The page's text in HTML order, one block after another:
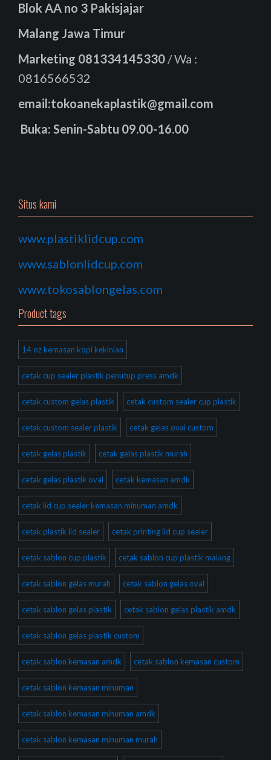
Blok AA no 3 Pakisjajar
Malang Jawa Timur
Marketing 081334145330 / Wa :
0816566532
email:tokoanekaplastik@gmail.com
Buka: Senin-Sabtu 09.00-16.00
Situs kami
www.plastiklidcup.com
www.sablonlidcup.com
www.tokosablongelas.com
Product tags
14 oz kemasan kopi kekinian
cetak cup sealer plastik penutup press amdk
cetak custom gelas plastik cetak custom sealer cup plastik
cetak custom sealer plastik cetak gelas oval custom
cetak gelas plastik cetak gelas plastik murah
cetak gelas plastik oval cetak kemasan amdk
cetak lid cup sealer kemasan minuman amdk
cetak plastik lid sealer cetak printing lid cup sealer
cetak sablon cup plastik cetak sablon cup plastik malang
cetak sablon gelas murah cetak sablon gelas oval
cetak sablon gelas plastik cetak sablon gelas plastik amdk
cetak sablon gelas plastik custom
cetak sablon kemasan amdk cetak sablon kemasan custom
cetak sablon kemasan minuman
cetak sablon kemasan minuman amdk
cetak sablon kemasan minuman murah